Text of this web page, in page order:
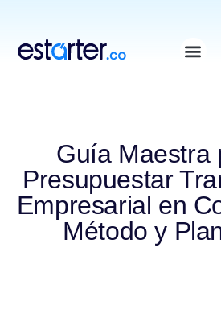
Guía Maestra
Presupuestar
Empresarial en
Método y